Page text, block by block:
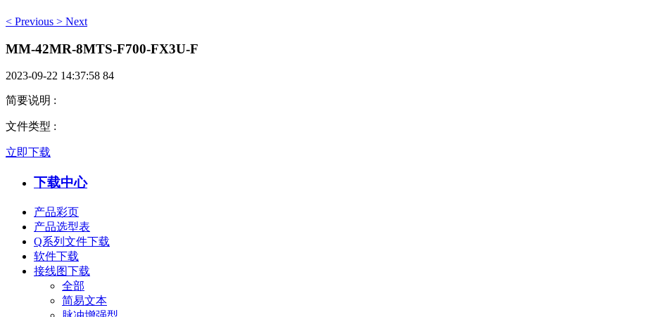
< Previous > Next
MM-42MR-8MTS-F700-FX3U-F
2023-09-22 14:37:58 84
简要说明 :
文件类型 :
立即下载
下载中心
产品彩页
产品选型表
Q系列文件下载
软件下载
接线图下载
全部
简易文本